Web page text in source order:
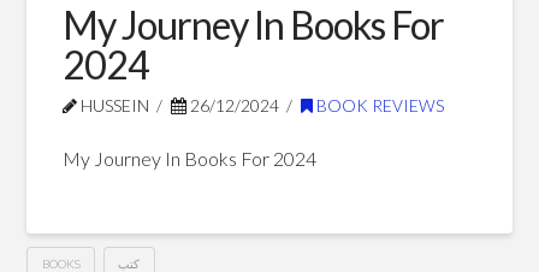
My Journey In Books For
2024
HUSSEIN 26/12/2024 BOOK REVIEWS
My Journey In Books For 2024
BOOKS كتب